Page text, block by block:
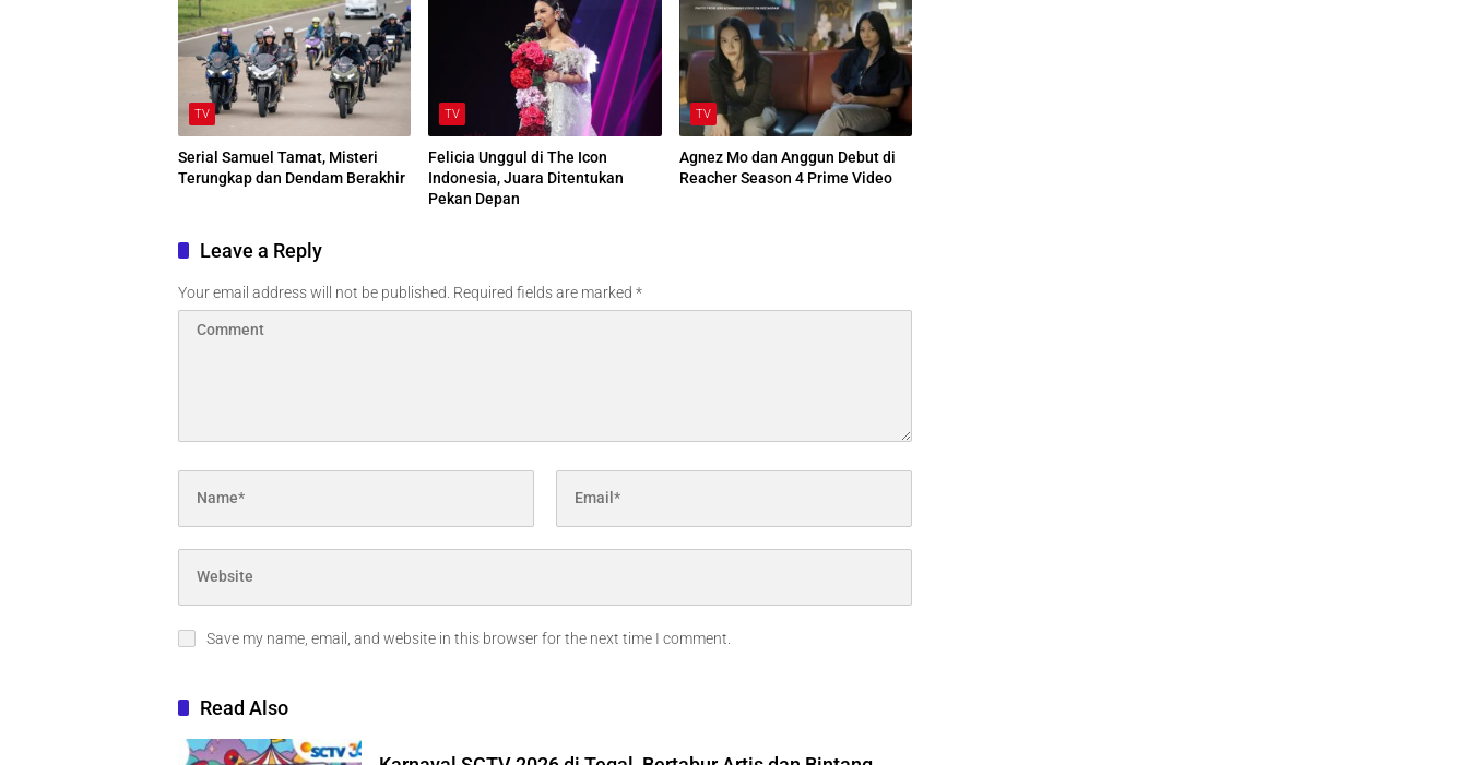
TV
Serial Samuel Tamat, Misteri
Terungkap dan Dendam Berakhir
TV
Felicia Unggul di The Icon
Indonesia, Juara Ditentukan
Pekan Depan
TV
Agnez Mo dan Anggun Debut di
Reacher Season 4 Prime Video
Leave a Reply
Your email address will not be published. Required fields are marked *
Save my name, email, and website in this browser for the next time I comment.
Read Also